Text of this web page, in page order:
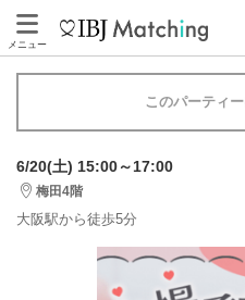
メニュー
このパーティ
6/20(土) 15:00～17:00
梅田4階
大阪駅から徒歩5分